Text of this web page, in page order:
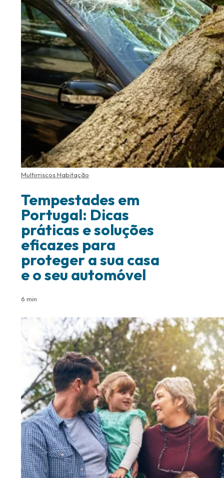
Multirriscos Habitação
Tempestades em
Portugal: Dicas
práticas e soluções
eficazes para
proteger a sua casa
e o seu automóvel
6 min